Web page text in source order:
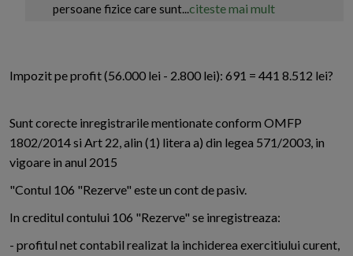
persoane fizice care sunt...citeste mai mult
Impozit pe profit (56.000 lei - 2.800 lei): 691 = 441 8.512 lei?
Sunt corecte inregistrarile mentionate conform OMFP
1802/2014 si Art 22, alin (1) litera a) din legea 571/2003, in
vigoare in anul 2015
"Contul 106 "Rezerve" este un cont de pasiv.
In creditul contului 106 "Rezerve" se inregistreaza:
- profitul net contabil realizat la inchiderea exercitiului curent,